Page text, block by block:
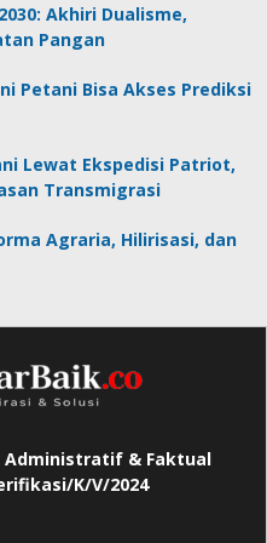
Akhiri Dualisme,
Pangan
Petani Bisa Akses Prediksi
Lewat Ekspedisi Patriot,
Transmigrasi
Agraria, Hilirisasi, dan
Administratif & Faktual
K/V/2024